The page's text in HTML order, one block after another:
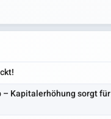
– Kapitalerhöhung sorgt für